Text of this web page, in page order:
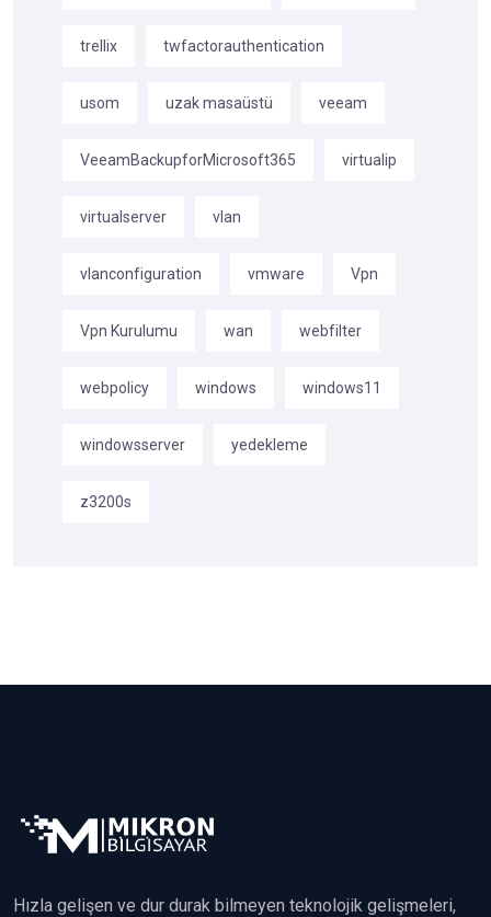
trellix twfactorauthentication
usom uzak masaüstü veeam
VeeamBackupforMicrosoft365 virtualip
virtualserver vlan
vlanconfiguration vmware Vpn
Vpn Kurulumu wan webfilter
webpolicy windows windows11
windowsserver yedekleme
z3200s
Hızla gelişen ve dur durak bilmeyen teknolojik gelişmeleri,